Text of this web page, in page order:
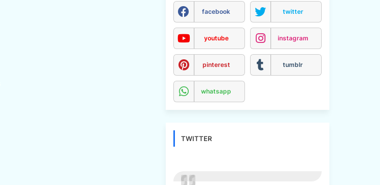
facebook twitter
youtube instagram
pinterest tumblr
whatsapp
TWITTER